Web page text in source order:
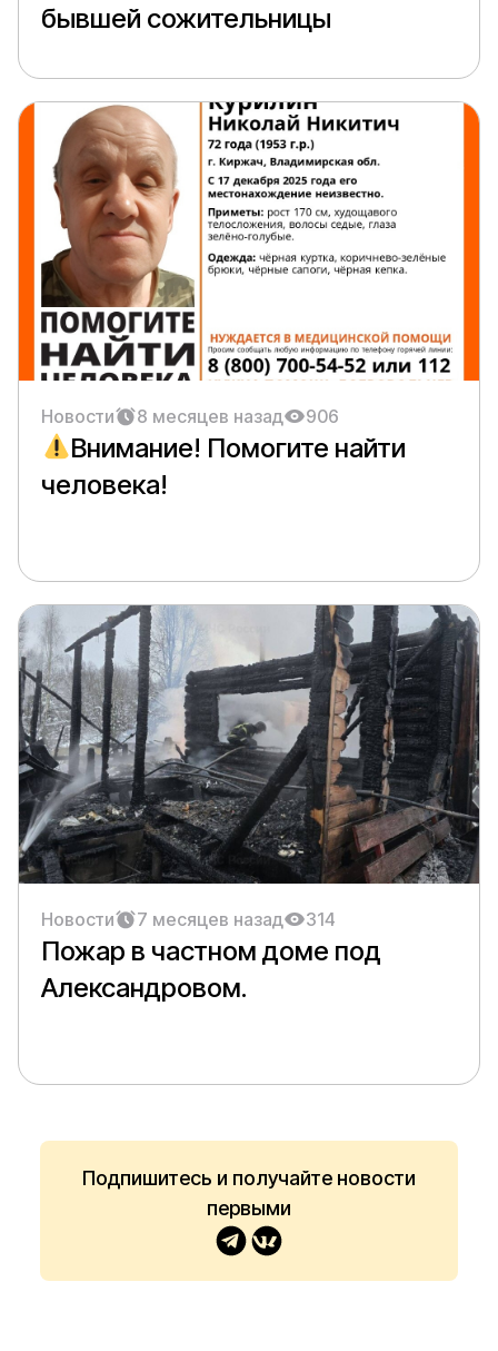
бывшей сожительницы
Новости 8 месяцев назад 906
Внимание! Помогите найти
человека!
Новости 7 месяцев назад 314
Пожар в частном доме под
Александровом.
Подпишитесь и получайте новости
первыми